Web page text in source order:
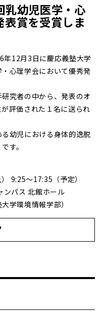
乳幼児医学・心
賞を受賞しま
年12月3日に慶応義塾大学
心理学会において優秀発
究者の中から、発表のオ
評価された１名に送られ
幼児における身体的逸脱
す。
9:25～17:35（予定）
パス 北館ホール
環境情報学部）